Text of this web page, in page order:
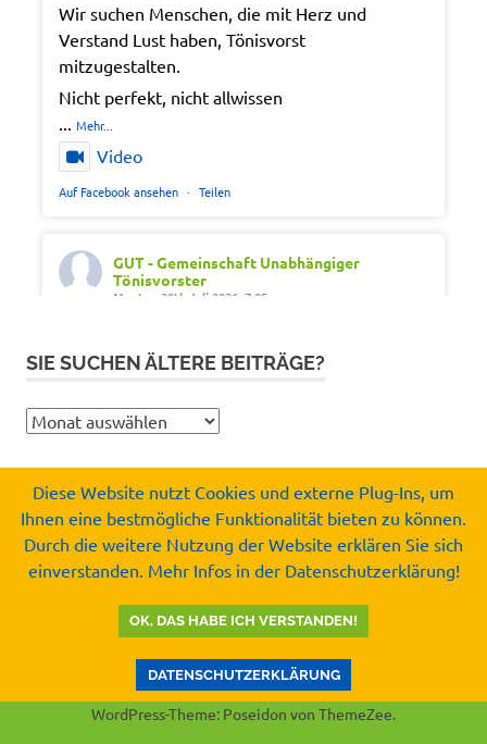
Wir suchen Menschen, die mit Herz und
Verstand Lust haben, Tönisvorst
mitzugestalten.
Nicht perfekt, nicht allwissen
Mehr...
Video
Auf Facebook ansehen · Teilen
GUT - Gemeinschaft Unabhängiger
Tönisvorster
Montag 20th Juli 2026, 7:05
Wir wünschen schöne Ferien, Sonne und gute
#SommerferienNRW2026
#gemeinschaftunabhaengigertönisvorster
#tönisvorst
Video
GUT - Gemeinschaft Unabhängiger
Tönisvorster
Mittwoch 15th Juli 2026, 8:37
SIE SUCHEN ÄLTERE BEITRÄGE?
Sie
ältere
Beiträge?
Copyright by
Gemeinschaft Unabhängiger Tönisvorster e.V.
© 2008-2026
WordPress-Theme: Poseidon von ThemeZee.
Diese Website nutzt Cookies und externe Plug-Ins, um
Ihnen eine bestmögliche Funktionalität bieten zu können.
Durch die weitere Nutzung der Website erklären Sie sich
einverstanden. Mehr Infos in der Datenschutzerklärung!
OK, DAS HABE ICH VERSTANDEN!
DATENSCHUTZERKLÄRUNG